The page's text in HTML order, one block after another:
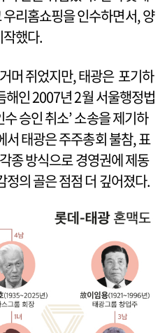
리홈쇼핑을 인수하면서, 양
했다.
머 쥐었지만, 태광은 포기하
인 2007년 2월 서울행정법
승인 취소’ 소송을 제기하
서 태광은 주주총회 불참, 표
종 방식으로 경영권에 제동
정의 골은 점점 더 깊어졌다.